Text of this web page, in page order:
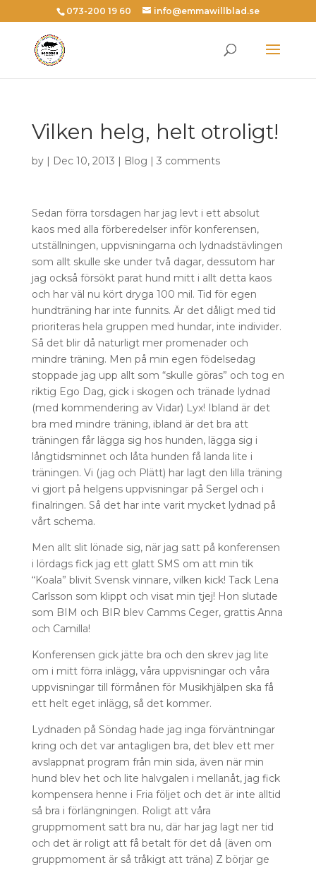
073-200 19 60 info@emmawillblad.se
Vilken helg, helt otroligt!
by | Dec 10, 2013 | Blog | 3 comments
Sedan förra torsdagen har jag levt i ett absolut
kaos med alla förberedelser inför konferensen,
utställningen, uppvisningarna och lydnadstävlingen
som allt skulle ske under två dagar, dessutom har
jag också försökt parat hund mitt i allt detta kaos
och har väl nu kört dryga 100 mil. Tid för egen
hundträning har inte funnits. Är det dåligt med tid
prioriteras hela gruppen med hundar, inte individer.
Så det blir då naturligt mer promenader och
mindre träning. Men på min egen födelsedag
stoppade jag upp allt som “skulle göras” och tog en
riktig Ego Dag, gick i skogen och tränade lydnad
(med kommendering av Vidar) Lyx! Ibland är det
bra med mindre träning, ibland är det bra att
träningen får lägga sig hos hunden, lägga sig i
långtidsminnet och låta hunden få landa lite i
träningen. Vi (jag och Plätt) har lagt den lilla träning
vi gjort på helgens uppvisningar på Sergel och i
finalringen. Så det har inte varit mycket lydnad på
vårt schema.
Men allt slit lönade sig, när jag satt på konferensen
i lördags fick jag ett glatt SMS om att min tik
“Koala” blivit Svensk vinnare, vilken kick! Tack Lena
Carlsson som klippt och visat min tjej! Hon slutade
som BIM och BIR blev Camms Ceger, grattis Anna
och Camilla!
Konferensen gick jätte bra och den skrev jag lite
om i mitt förra inlägg, våra uppvisningar och våra
uppvisningar till förmånen för Musikhjälpen ska få
ett helt eget inlägg, så det kommer.
Lydnaden på Söndag hade jag inga förväntningar
kring och det var antagligen bra, det blev ett mer
avslappnat program från min sida, även när min
hund blev het och lite halvgalen i mellanåt, jag fick
kompensera henne i Fria följet och det är inte alltid
så bra i förlängningen. Roligt att våra
gruppmoment satt bra nu, där har jag lagt ner tid
och det är roligt att få betalt för det då (även om
gruppmoment är så tråkigt att träna) Z börjar ge